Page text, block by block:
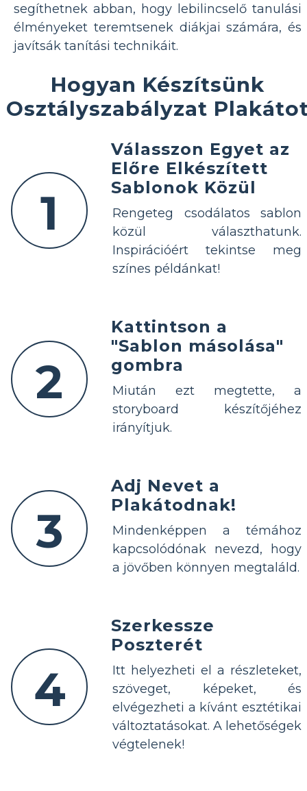
segíthetnek abban, hogy lebilincselő tanulási
élményeket teremtsenek diákjai számára, és
javítsák tanítási technikáit.
Hogyan Készítsünk
Osztályszabályzat
1
Válasszon Egyet az
Előre Elkészített
Sablonok Közül
Rengeteg csodálatos sablon
közül választhatunk.
Inspirációért tekintse meg
színes példánkat!
2
Kattintson a
"Sablon másolása"
gombra
Miután ezt megtette, a
storyboard készítőjéhez
irányítjuk.
3
Adj Nevet a
Plakátodnak!
Mindenképpen a témához
kapcsolódónak nevezd, hogy
a jövőben könnyen megtaláld.
4
Szerkessze
Poszterét
Itt helyezheti el a részleteket,
szöveget, képeket, és
elvégezheti a kívánt esztétikai
változtatásokat. A lehetőségek
végtelenek!